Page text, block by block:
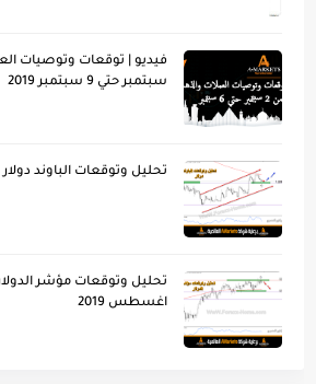
سبتمبر حتي 9 سبتمبر 2019
تحليل وتوقعات الباوند دولار 26 اغسطس 2019
اغسطس 2019